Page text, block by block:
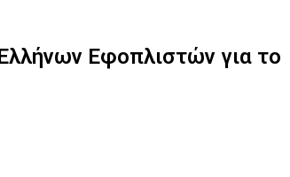
Εφοπλιστών για το